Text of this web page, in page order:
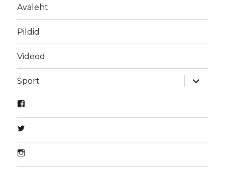
Avaleht
Pildid
Videod
Sport
laienda